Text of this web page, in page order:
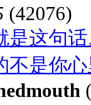
(42076)
是这句
不是你